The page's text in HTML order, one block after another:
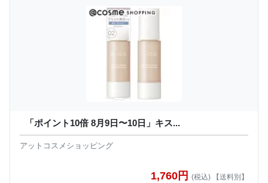
「ポイント10倍 8月9日〜10日」キス...
アットコスメショッピング
1,760円 (税込) 【送料別】